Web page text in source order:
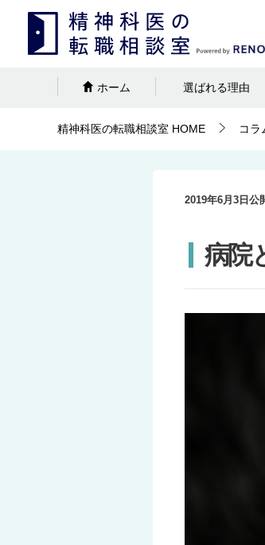
ホーム 選ばれる理由
精神科医の転職相談室 HOME コラ
2019年6月3日 公
病院